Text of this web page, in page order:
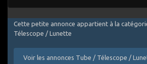
Cette petite annonce appartient à la
Télescope / Lunette
Voir les annonces Tube / Télescope /